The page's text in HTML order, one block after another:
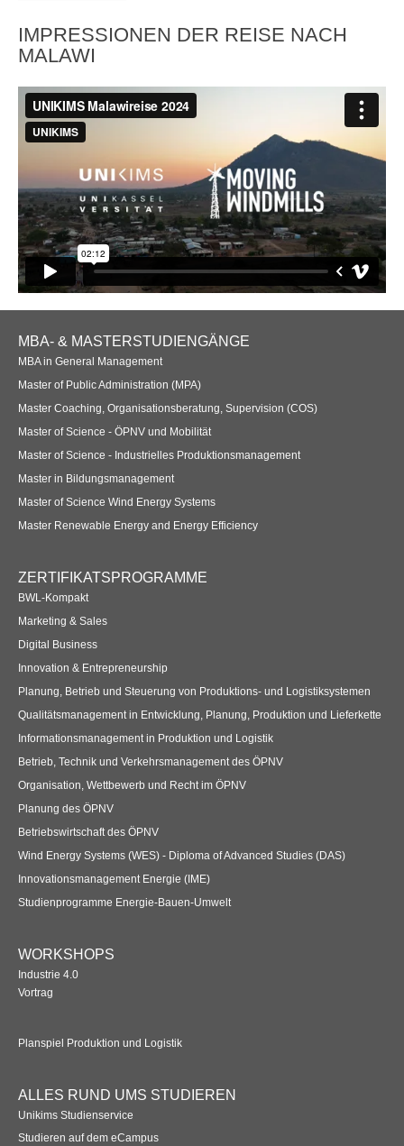
Bewerben
Wind Energy Systems (WES) - Diploma of Advanced Studies
(DAS)
Anmelden
Digital Business
Anmelden Übersicht
Marketing & Sales
Anmelden Übersicht
Anmelden Übersicht
Planung des ÖPNV
Organisation, Wettbewerb und Recht im ÖPNV
Übersicht
Planung, Betrieb und Steuerung von Produktions- und
Logistiksystemen
Übersicht
Übersicht
Übersicht
Studienprogramme Energie-Bauen-Umwelt
BWL-Kompakt
Betriebswirtschaft des ÖPNV
Planspiel Produktionssteuerung und Logistik
IMPRESSIONEN DER REISE NACH
MALAWI
Footer
Navigation
MBA- & MASTERSTUDIENGÄNGE
MBA in General Management
Master of Public Administration (MPA)
Master Coaching, Organisationsberatung, Supervision (COS)
Master of Science - ÖPNV und Mobilität
Master of Science - Industrielles Produktionsmanagement
Master in Bildungsmanagement
Master of Science Wind Energy Systems
Master Renewable Energy and Energy Efficiency
ZERTIFIKATSPROGRAMME
BWL-Kompakt
Marketing & Sales
Digital Business
Innovation & Entrepreneurship
Planung, Betrieb und Steuerung von Produktions- und Logistiksystemen
Qualitätsmanagement in Entwicklung, Planung, Produktion und Lieferkette
Informationsmanagement in Produktion und Logistik
Betrieb, Technik und Verkehrsmanagement des ÖPNV
Organisation, Wettbewerb und Recht im ÖPNV
Planung des ÖPNV
Betriebswirtschaft des ÖPNV
Wind Energy Systems (WES) - Diploma of Advanced Studies (DAS)
Innovationsmanagement Energie (IME)
Studienprogramme Energie-Bauen-Umwelt
WORKSHOPS
Industrie 4.0
Vortrag
Planspiel Produktion und Logistik
ALLES RUND UMS STUDIEREN
Unikims Studienservice
Studieren auf dem eCampus